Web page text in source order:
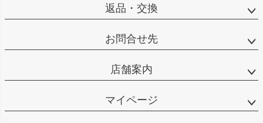
返品・交換
お問合せ先
店舗案内
マイページ